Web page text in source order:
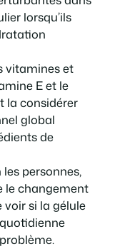
lorsqu’ils
vitamines et
E et le
la considérer
global
de
personnes,
le changement
si la gélule